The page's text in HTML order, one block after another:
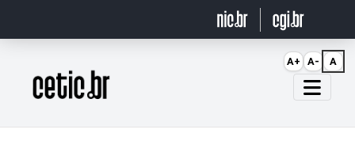
Página inicial
A+ A- A